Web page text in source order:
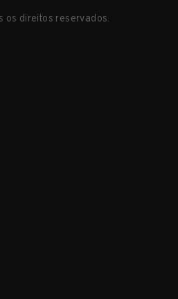
os direitos reservados.